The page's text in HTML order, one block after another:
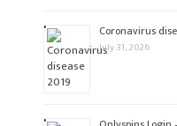
Coronavirus
July 31, 2026